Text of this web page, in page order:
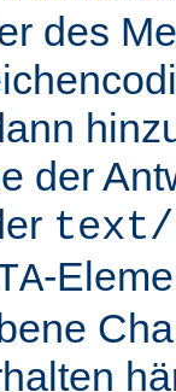
des
der
text/
-